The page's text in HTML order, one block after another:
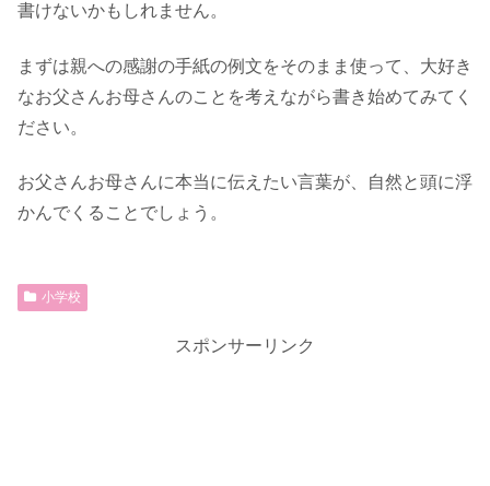
書けないかもしれません。
まずは親への感謝の手紙の例文をそのまま使って、大好き
なお父さんお母さんのことを考えながら書き始めてみてく
ださい。
お父さんお母さんに本当に伝えたい言葉が、自然と頭に浮
かんでくることでしょう。
小学校
スポンサーリンク